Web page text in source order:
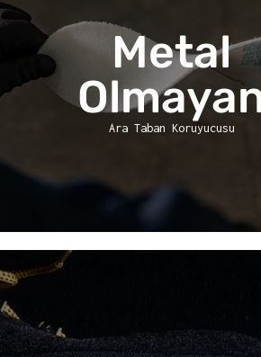
Metal
Ara Taban Koruyucusu